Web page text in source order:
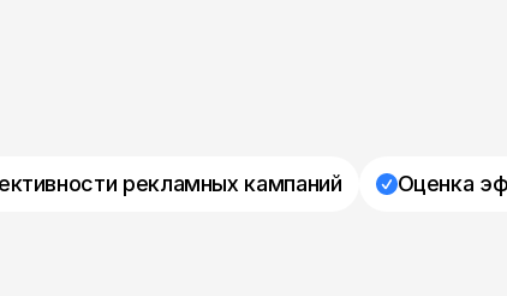
рекламных кампаний Оценка